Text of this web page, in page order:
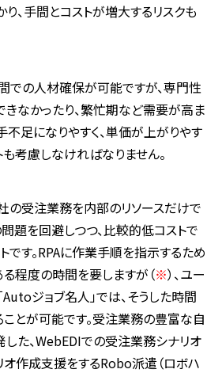
、手間とコストが増大するリスクも
での人材確保が可能ですが、専門性
なかったり、繁忙期など需要が高ま
足になりやすく、単価が上がりやす
も考慮しなければなりません。
の受注業務を内部のリソースだけで
題を回避しつつ、比較的低コストで
す。RPAに作業手順を指示するため
程度の時間を要しますが（※）、ユー
Autoジョブ名人」では、そうした時間
とが可能です。受注業務の豊富な自
た、WebEDIでの受注業務シナリオ
オ作成支援をするRobo派遣（ロボハ